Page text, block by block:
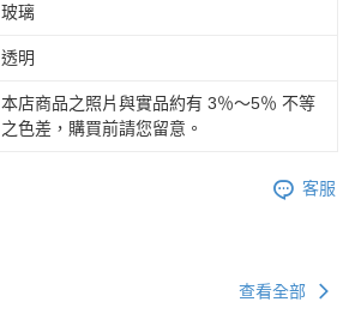
玻璃
透明
本店商品之照片與實品約有 3％～5％ 不等
之色差，購買前請您留意。
客服
查看全部